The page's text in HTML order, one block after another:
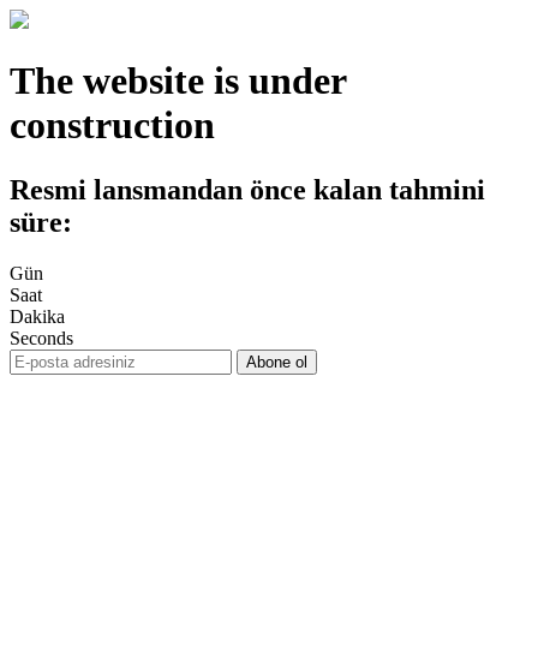
The website is under
construction
Resmi lansmandan önce kalan tahmini
süre:
Gün
Saat
Dakika
Seconds